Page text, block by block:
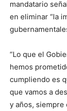
mandatario
en eliminar “la
“Lo que el
hemos
cumpliendo es
que vamos a
y años, siempre